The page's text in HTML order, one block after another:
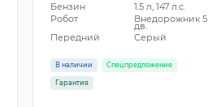
Бензин
1.5 л, 147 л.с.
Робот
Внедорожник 5
дв.
Передний
Серый
В наличии Спецпредложение
Гарантия